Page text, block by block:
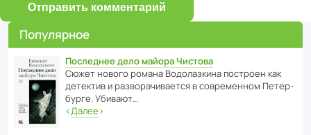
Отправить комментарий
Популярное
Последнее дело майора Чистова
Сюжет нового романа Водо­ла­з­кина пост­роен как
дете­ктив и разво­ра­чи­ва­ется в совре­менном Пете­р­
бурге. Убивают…
‹Далее›